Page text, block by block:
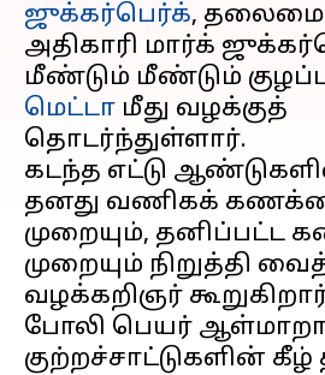
ஜுக்கர்பெர்க், தலைமை
அதிகாரி மார்க்
மீண்டும் மீண்டும்
மெட்டா மீது வழக்குத்
தொடர்ந்துள்ளார்.
கடந்த எட்டு
தனது வணிகக்
முறையும், தனிப்பட்ட
முறையும் நிறுத்தி
வழக்கறிஞர்
போலி பெயர்
குற்றச்சாட்டுகளின் கீழ்